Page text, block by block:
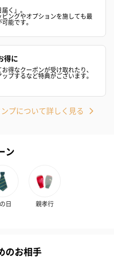
く」。
ングやオプションを施しても最
能です。
得に
得なクーポンが受け取れたり、
プするなど特典がございます。
プについて詳しく見る
ン
日 親孝行
のお相手